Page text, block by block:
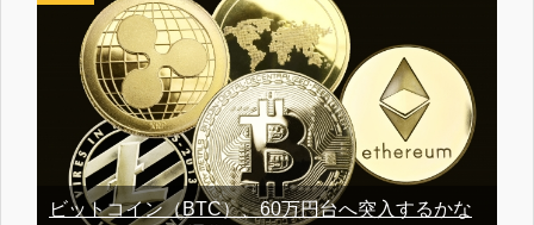
ビットコイン（BTC）、60万円台へ突入するかな